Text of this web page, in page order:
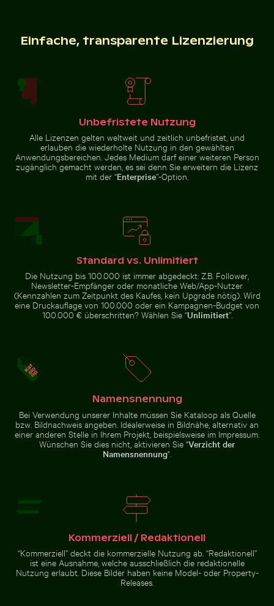
am Bahnhof Museumsinsel, Berlin Nahaufnahme
Moderner Esszimmerstuhl mit Holzrückenlehne
Moderner Esszimmerstuhl mit
Holzrückenlehne
Blühende Kirschblüten im
Blühende
Kirschblüten
im Frühling
Spiegelung
Spiegelung
des Berliner
Fernsehturms
in
Detailreiche Tempellaterne mit goldenem Stupa
Städtische Szene mit beleuchteter
beleuchteter Tür
Pfützenspiegelung
Herbstszene im
Grunewald, Berlin
mit buntem Laub
Knospe einer Seerose zwischen Seerosenblättern im
Seerosenblättern im Teich
Nahaufnahme eines
Feierlicher Schokoladenkuchen mit
Wunderkerze
Holzschlitten auf Schnee mit
ziehender Person
Sonnenuntergang über Steg mit
Sonnenuntergang über Steg
mit Strohdachunterstand
Zur Stock-Kollektion
Einfache, transparente Lizenzierung
Unbefristete Nutzung
Alle Lizenzen gelten weltweit und zeitlich unbefristet, und
erlauben die wiederholte Nutzung in den gewählten
Anwendungsbereichen. Jedes Medium darf einer weiteren Person
zugänglich gemacht werden, es sei denn Sie erweitern die Lizenz
mit der “Enterprise”-Option.
Standard vs. Unlimitiert
Die Nutzung bis 100.000 ist immer abgedeckt: Z.B. Follower,
Newsletter-Empfänger oder monatliche Web/App-Nutzer
(Kennzahlen zum Zeitpunkt des Kaufes, kein Upgrade nötig). Wird
eine Druckauflage von 100.000 oder ein Kampagnen-Budget von
100.000 € überschritten? Wählen Sie “Unlimitiert”.
Namensnennung
Bei Verwendung unserer Inhalte müssen Sie Kataloop als Quelle
bzw. Bildnachweis angeben. Idealerweise in Bildnähe, alternativ an
einer anderen Stelle in Ihrem Projekt, beispielsweise im Impressum.
Wünschen Sie dies nicht, aktivieren Sie "Verzicht der
Namensnennung".
Kommerziell / Redaktionell
“Kommerziell” deckt die kommerzielle Nutzung ab. “Redaktionell”
ist eine Ausnahme, welche ausschließlich die redaktionelle
Nutzung erlaubt. Diese Bilder haben keine Model- oder Property-
Releases.